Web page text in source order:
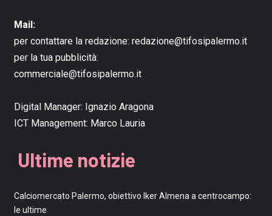
Mail:
per contattare la redazione: redazione@tifosipalermo.it
per la tua pubblicità:
commerciale@tifosipalermo.it
Digital Manager: Ignazio Aragona
ICT Management: Marco Lauria
Ultime notizie
Calciomercato Palermo, obiettivo Iker Almena a centrocampo:
le ultime